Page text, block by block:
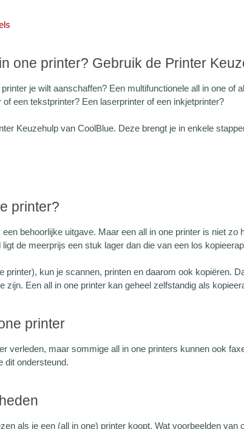
one printer? Gebruik de Printer
je wilt aanschaffen? Een multifunctionele all in one of
een tekstprinter? Een laserprinter of een inkjetprinter?
Keuzehulp van CoolBlue. Deze brengt je in enkele
printer?
behoorlijke uitgave. Maar een all in one printer is niet zo
de meerprijs een stuk lager dan die van een los
printer), kun je scannen, printen en daarom ook kopiëren.
zijn. Een all in one printer kan geheel zelfstandig als
printer
verleden, maar sommige all in one printers kunnen ook
dit ondersteund.
als je een (all in one) printer koopt. Wat voorbeelden van